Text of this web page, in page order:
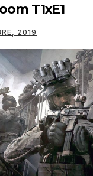
T1xE1
2019